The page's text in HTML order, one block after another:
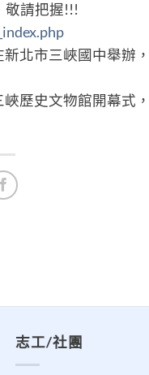
敬請把握!!!
北市三峽國中舉辦
歷史文物館開幕式
志工/社團